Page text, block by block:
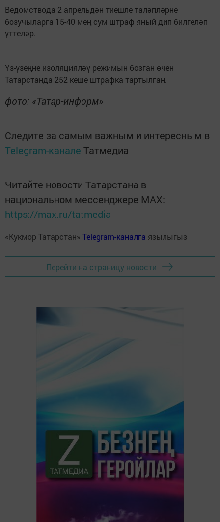
Ведомствода 2 апрельдән тиешле таләпләрне
бозучыларга 15-40 мең сум штраф яный дип билгеләп
үттеләр.
Үз-үзеңне изоляцияләү режимын бозган өчен
Татарстанда 252 кеше штрафка тартылган.
фото: «Татар-информ»
Следите за самым важным и интересным в
Telegram-канале Татмедиа
Читайте новости Татарстана в
национальном мессенджере MАХ:
https://max.ru/tatmedia
«Кукмор Татарстан» Telegram-каналга язылыгыз
Перейти на страницу новости